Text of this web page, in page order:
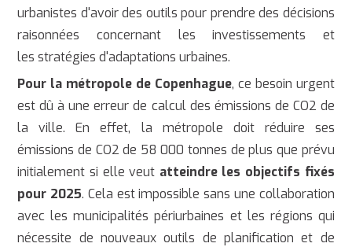
urbanistes d'avoir des outils pour prendre des décisions
raisonnées concernant les investissements et
les stratégies d'adaptations urbaines.
Pour la métropole de Copenhague, ce besoin urgent
est dû à une erreur de calcul des émissions de CO2 de
la ville. En effet, la métropole doit réduire ses
émissions de CO2 de 58 000 tonnes de plus que prévu
initialement si elle veut atteindre les objectifs fixés
pour 2025. Cela est impossible sans une collaboration
avec les municipalités périurbaines et les régions qui
nécessite de nouveaux outils de planification et de